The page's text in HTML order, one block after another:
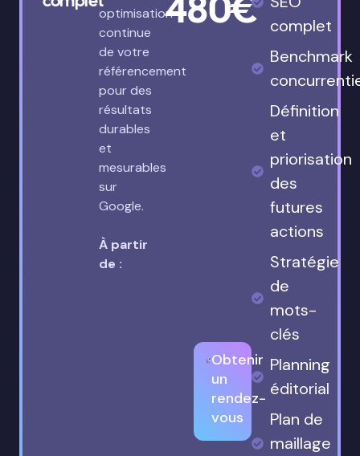
optimisation
continue
de votre
référencement
pour des
résultats
durables
et
mesurables
sur
Google.
À partir
de :
Obtenir
un
rendez-
vous
complet
Benchmark
Définition
et
priorisation
des
futures
actions
Stratégie
de
mots-
clés
Planning
éditorial
Plan de
maillage